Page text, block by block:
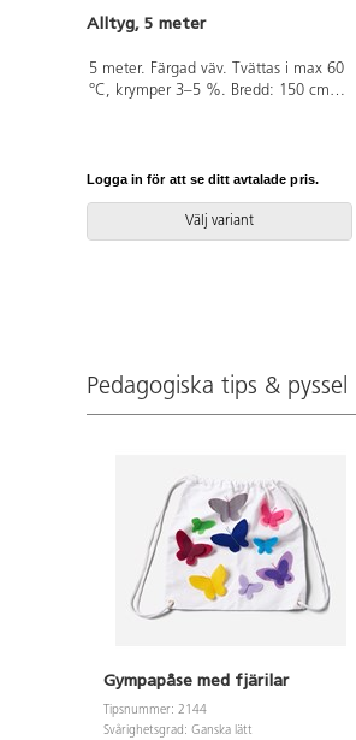
Alltyg, 5 meter
5 meter. Färgad väv. Tvättas i max 60
°C, krymper 3–5 %. Bredd: 150 cm,
är OEKO-TEX®-certifierad, klass I
Logga in för att se ditt avtalade pris.
Välj variant
Pedagogiska tips & pyssel
Gympapåse med fjärilar
Tipsnummer: 2144
Svårighetsgrad: Ganska lätt